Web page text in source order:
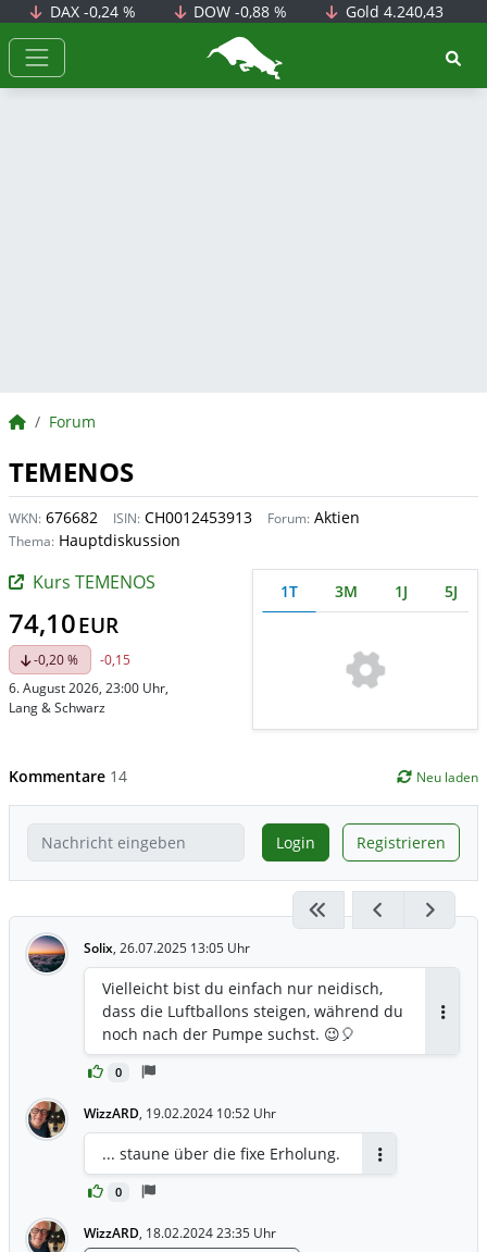
DAX -0,24 % DOW-0,88 % Gold 4.240,43
BörsenNEWS.de
BörsenNEWS.de
Forum
TEMENOS
WKN: 676682 ISIN: CH0012453913 Forum: Aktien
Thema: Hauptdiskussion
Kurs TEMENOS
74,10EUR
-0,20 %
-0,15
6. August 2026, 23:00 Uhr,
Lang & Schwarz
1T 3M 1J 5J
Kommentare 14 Neu laden
Login Registrieren
Solix, 26.07.2025 13:05 Uhr
0
Vielleicht bist du einfach nur neidisch,
dass die Luftballons steigen, während du
noch nach der Pumpe suchst. 😉🎈
WizzARD, 19.02.2024 10:52 Uhr
0
... staune über die fixe Erholung.
WizzARD, 18.02.2024 23:35 Uhr